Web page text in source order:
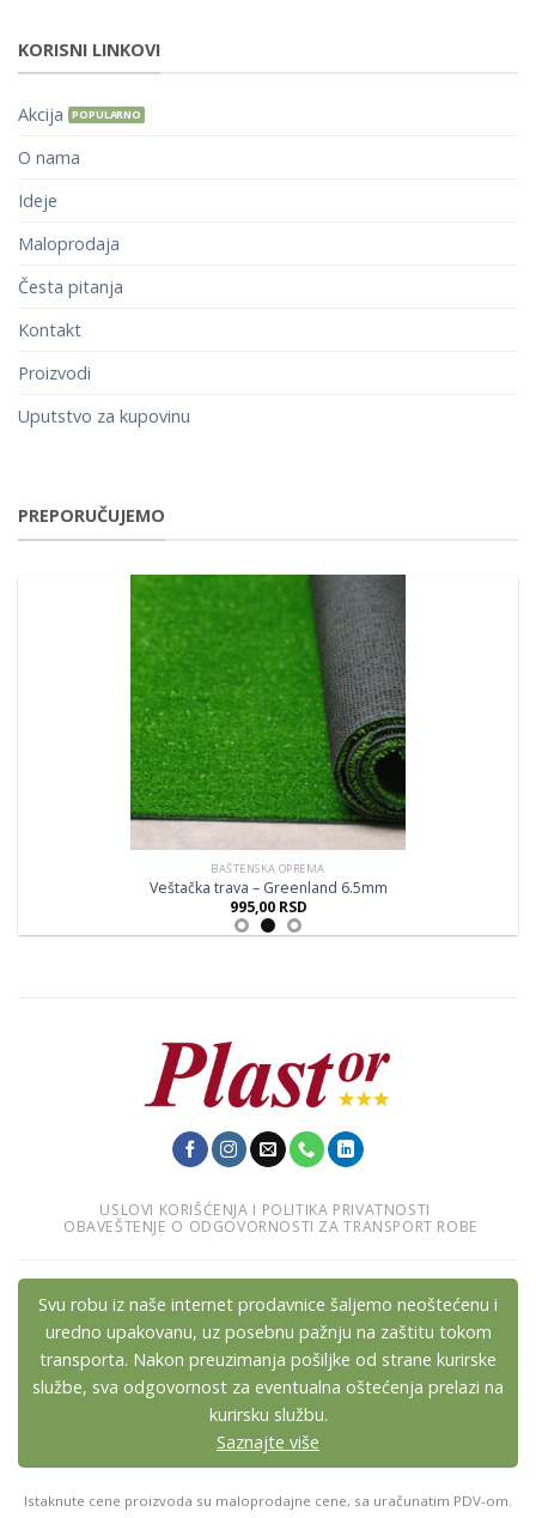
KORISNI LINKOVI
Akcija
O nama
Ideje
Maloprodaja
Česta pitanja
Kontakt
Proizvodi
Uputstvo za kupovinu
PREPORUČUJEMO
BAŠTENSKA OPREMA
Veštačka trava – Greenland 6.5mm
995,00RSD
USLOVI KORIŠĆENJA I POLITIKA PRIVATNOSTI
OBAVEŠTENJE O ODGOVORNOSTI ZA TRANSPORT ROBE
Svu robu iz naše internet prodavnice šaljemo neoštećenu i
uredno upakovanu, uz posebnu pažnju na zaštitu tokom
transporta. Nakon preuzimanja pošiljke od strane kurirske
službe, sva odgovornost za eventualna oštećenja prelazi na
kurirsku službu.
Saznajte više
Istaknute cene proizvoda su maloprodajne cene, sa uračunatim PDV-om.